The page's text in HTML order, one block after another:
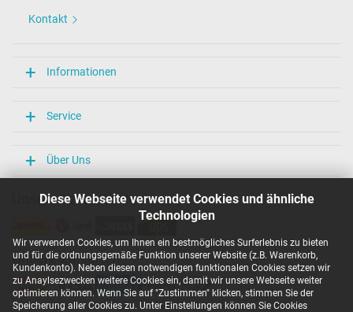
Diese Webseite verwendet Cookies und ähnliche
Technologien
Wir verwenden Cookies, um Ihnen ein bestmögliches Surferlebnis zu bieten
und für die ordnungsgemäße Funktion unserer Website (z.B. Warenkorb,
Kundenkonto). Neben diesen notwendigen funktionalen Cookies setzen wir
zu Anaylsezwecken weitere Cookies ein, damit wir unsere Webseite weiter
optimieren können. Wenn Sie auf "Zustimmen" klicken, stimmen Sie der
Speicherung aller Cookies zu. Unter Einstellungen können Sie Cookies
Kontakt
Informationen
Service
Über Uns
Unsere Versandarten
Unsere Zahlarten